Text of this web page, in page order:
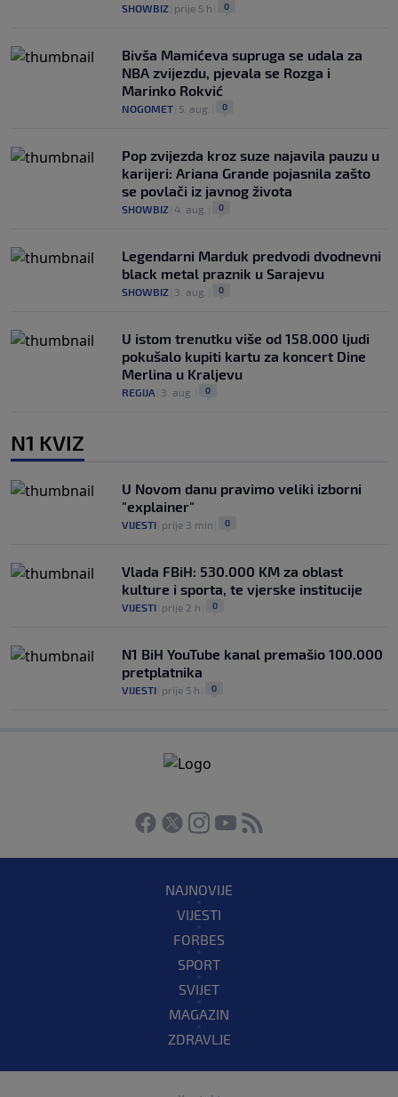
SHOWBIZ prije 5 h 0
Bivša Mamićeva supruga se udala za
NBA zvijezdu, pjevala se Rozga i
Marinko Rokvić
NOGOMET 5. aug. 0
Pop zvijezda kroz suze najavila pauzu u
karijeri: Ariana Grande pojasnila zašto
se povlači iz javnog života
SHOWBIZ 4. aug. 0
Legendarni Marduk predvodi dvodnevni
black metal praznik u Sarajevu
SHOWBIZ 3. aug. 0
U istom trenutku više od 158.000 ljudi
pokušalo kupiti kartu za koncert Dine
Merlina u Kraljevu
REGIJA 3. aug. 0
N1 KVIZ
U Novom danu pravimo veliki izborni
"explainer"
VIJESTI prije 3 min 0
Vlada FBiH: 530.000 KM za oblast
kulture i sporta, te vjerske institucije
VIJESTI prije 2 h 0
N1 BiH YouTube kanal premašio 100.000
pretplatnika
VIJESTI prije 5 h 0
NAJNOVIJE
VIJESTI
FORBES
SPORT
SVIJET
MAGAZIN
ZDRAVLJE